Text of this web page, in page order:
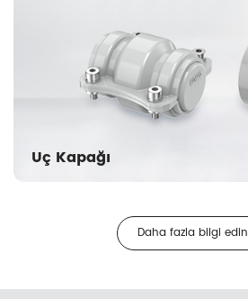
Uç Kapağı
Daha fazla bilgi edin